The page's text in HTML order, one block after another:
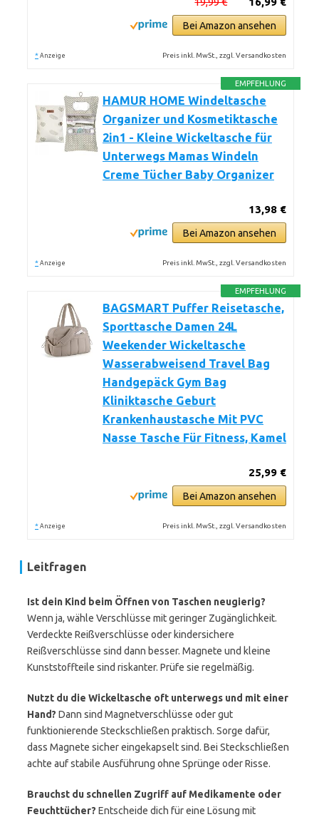
Bei Amazon ansehen
* Anzeige Preis inkl. MwSt., zzgl. Versandkosten
EMPFEHLUNG
HAMUR HOME Windeltasche
Organizer und Kosmetiktasche
2in1 - Kleine Wickeltasche für
Unterwegs Mamas Windeln
Creme Tücher Baby Organizer
13,98 €
Bei Amazon ansehen
* Anzeige Preis inkl. MwSt., zzgl. Versandkosten
EMPFEHLUNG
BAGSMART Puffer Reisetasche,
Sporttasche Damen 24L
Weekender Wickeltasche
Wasserabweisend Travel Bag
Handgepäck Gym Bag
Kliniktasche Geburt
Krankenhaustasche Mit PVC
Nasse Tasche Für Fitness, Kamel
25,99 €
Bei Amazon ansehen
* Anzeige Preis inkl. MwSt., zzgl. Versandkosten
Leitfragen
Ist dein Kind beim Öffnen von Taschen neugierig?
Wenn ja, wähle Verschlüsse mit geringer Zugänglichkeit.
Verdeckte Reißverschlüsse oder kindersichere
Reißverschlüsse sind dann besser. Magnete und kleine
Kunststoffteile sind riskanter. Prüfe sie regelmäßig.
Nutzt du die Wickeltasche oft unterwegs und mit einer
Hand? Dann sind Magnetverschlüsse oder gut
funktionierende Steckschließen praktisch. Sorge dafür,
dass Magnete sicher eingekapselt sind. Bei Steckschließen
achte auf stabile Ausführung ohne Sprünge oder Risse.
Brauchst du schnellen Zugriff auf Medikamente oder
Feuchttücher? Entscheide dich für eine Lösung mit